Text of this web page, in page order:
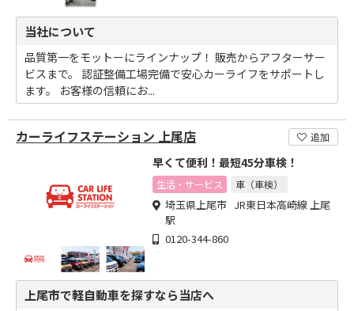
当社について
品質第一をモットーにラインナップ！ 販売からアフターサー
ビスまで。 認証整備工場完備で安心カーライフをサポートし
ます。 お客様の信頼にお...
カーライフステーション 上尾店 追加
早くて便利！最短45分車検！
生活・サービス 車（車検）
埼玉県上尾市 JR東日本高崎線 上尾
駅
0120-344-860
上尾市で軽自動車を探すなら当店へ